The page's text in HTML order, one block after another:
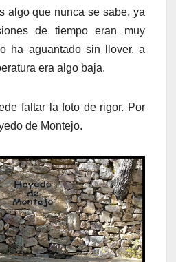
algo que nunca se sabe, ya
de tiempo eran muy
ha aguantado sin llover, a
era algo baja.
faltar la foto de rigor. Por
de Montejo.